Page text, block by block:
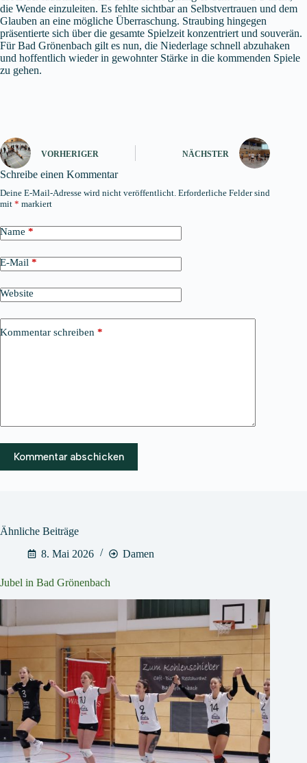
die Wende einzuleiten. Es fehlte sichtbar an Selbstvertrauen und dem
Glauben an eine mögliche Überraschung. Straubing hingegen
präsentierte sich über die gesamte Spielzeit konzentriert und souverän.
Für Bad Grönenbach gilt es nun, die Niederlage schnell abzuhaken
und hoffentlich wieder in gewohnter Stärke in die kommenden Spiele
zu gehen.
VORHERIGER NÄCHSTER
Schreibe einen Kommentar
Deine E-Mail-Adresse wird nicht veröffentlicht. Erforderliche Felder sind
mit * markiert
Name *
E-Mail *
Website
Kommentar schreiben *
Kommentar abschicken
Ähnliche Beiträge
8. Mai 2026
Damen
Jubel in Bad Grönenbach